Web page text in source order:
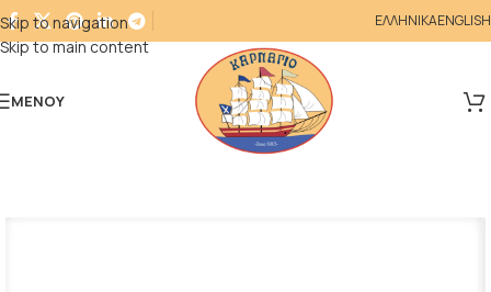
Skip to navigation
Skip to main content
ΕΛΛΗΝΙΚΑENGLISH
ΜΕΝΟΎ